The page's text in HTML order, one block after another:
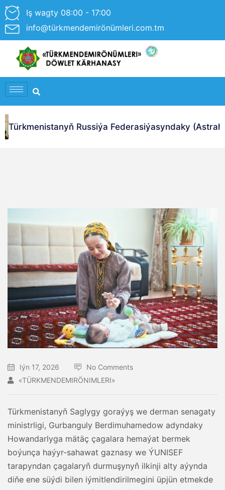
Iş wagty 08:00 - 17:00
info@türkmendemirönümleri.com.tm
Türkmenistanyň Russiýa Federasiýasyndaky
Iýn 17, 2026
No Comments
«TÜRKMENDEMIRÖNIMLERI»
Türkmenistanyň Saglygy goraýyş we derman senagaty
ministrligi, Gurbanguly Berdimuhamedow adyndaky
Howandarlyga mätäç çagalara hemaýat bermek
boýunça haýyr-sahawat gaznasy we ÝUNISEF
tarapyndan çagalaryň durmuşynyň ilkinji alty aýynda
diňe ene süýdi bilen iýmitlendirilmegini üpjün etmekde